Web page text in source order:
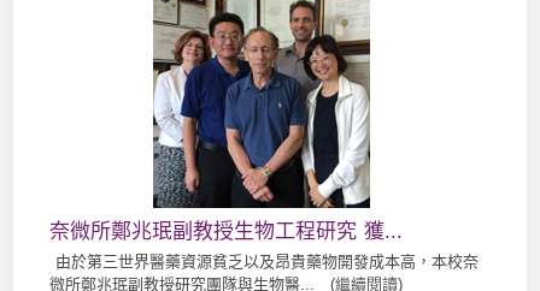
奈微所鄭兆珉副教授生物工程研究 獲...
由於第三世界醫藥資源貧乏以及昂貴藥物開發成本高，本校奈
微所鄭兆珉副教授研究團隊與生物醫... (繼續閱讀)